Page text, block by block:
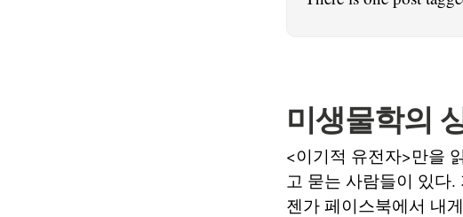
미생물학의
<이기적 유전자>만을
고 묻는 사람들이 있다.
젠가 페이스북에서 내